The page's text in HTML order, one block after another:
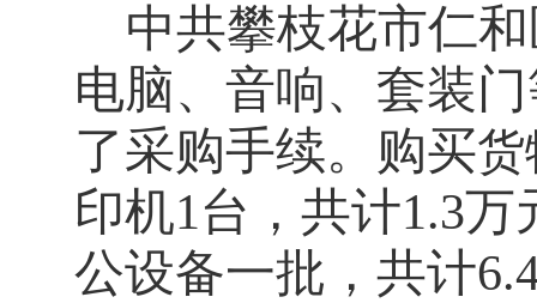
中共攀枝花市仁
电脑、音响、套装
了采购手续。购买货
印机1台，共计1.3万
公设备一批，共计